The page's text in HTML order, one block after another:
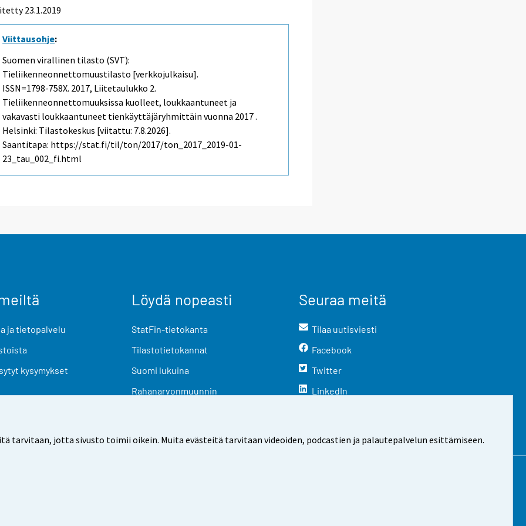
tarvitaan, jotta sivusto toimii oikein. Muita evästeitä tarvitaan videoiden, podcastien ja palautepalvelun esittämiseen.
23.1.2019
Viittausohje:
Suomen virallinen tilasto (SVT):
Tieliikenneonnettomuustilasto [verkkojulkaisu].
ISSN=1798-758X. 2017, Liitetaulukko 2.
Tieliikenneonnettomuuksissa kuolleet, loukkaantuneet ja
vakavasti loukkaantuneet tienkäyttäjäryhmittäin vuonna 2017 .
Helsinki: Tilastokeskus [viitattu: 7.8.2026].
Saantitapa: https://stat.fi/til/ton/2017/ton_2017_2019-01-
23_tau_002_fi.html
ja tietopalvelu
kysymykset
Löydä nopeasti
StatFin-tietokanta
Tilastotietokannat
Suomi lukuina
Rahanarvonmuunnin
Seuraa meitä
Tilaa uutisviesti
Facebook
Twitter
LinkedIn